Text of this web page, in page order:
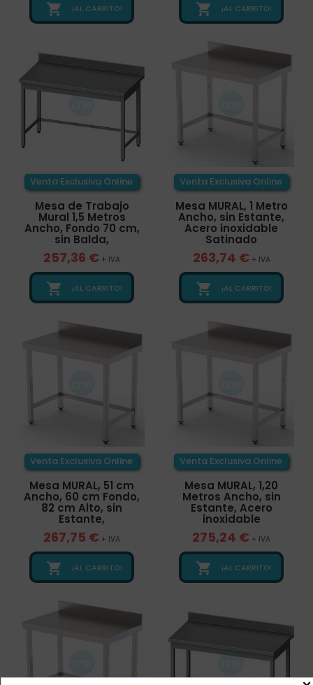
 ¡AL CARRITO!  ¡AL CARRITO!
Venta Exclusiva Online
Mesa de Trabajo
Mural 1,5 Metros
Ancho, Fondo 70 cm,
sin Balda,
257,36 € + IVA
 ¡AL CARRITO!
Venta Exclusiva Online
Mesa MURAL, 1 Metro
Ancho, sin Estante,
Acero inoxidable
Satinado
263,74 € + IVA
 ¡AL CARRITO!
Venta Exclusiva Online
Mesa MURAL, 51 cm
Ancho, 60 cm Fondo,
82 cm Alto, sin
Estante,
267,75 € + IVA
 ¡AL CARRITO!
Venta Exclusiva Online
Mesa MURAL, 1,20
Metros Ancho, sin
Estante, Acero
inoxidable
275,24 € + IVA
 ¡AL CARRITO!